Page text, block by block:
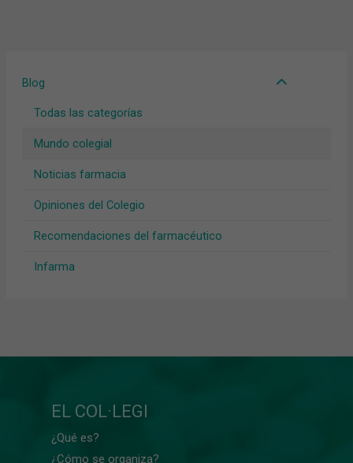
Blog
Todas las categorías
Mundo colegial
Noticias farmacia
Opiniones del Colegio
Recomendaciones del farmacéutico
Infarma
EL COL·LEGI
¿Qué es?
¿Cómo se organiza?